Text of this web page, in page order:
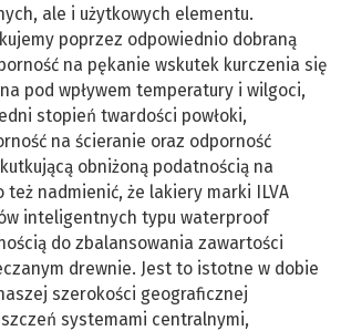
ale i użytkowych elementu.
poprzez odpowiednio dobraną
na pękanie wskutek kurczenia się
pod wpływem temperatury i wilgoci,
stopień twardości powłoki,
na ścieranie oraz odporność
obniżoną podatnością na
też nadmienić, że lakiery marki ILVA
inteligentnych typu waterproof
do zbalansowania zawartości
drewnie. Jest to istotne w dobie
szerokości geograficznej
systemami centralnymi,